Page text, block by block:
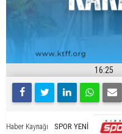
16:25
Haber Kaynağı SPOR YENİ